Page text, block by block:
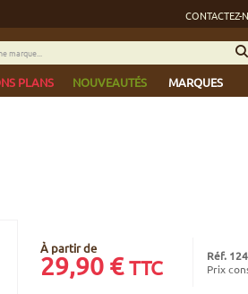
CONTACTEZ-
PLANS NOUVEAUTÉS MARQUES
À partir de
29,90€ TTC
Réf.
Prix